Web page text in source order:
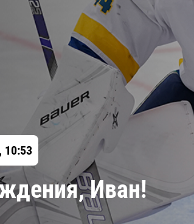
Драконы
Амур
Салават Юлаев
Сибирь
10:53
Иван!